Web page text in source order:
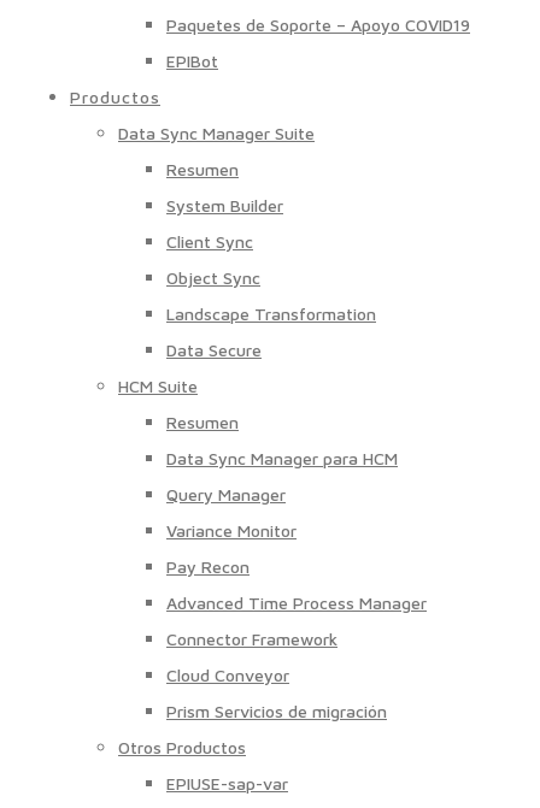
Paquetes de Soporte – Apoyo COVID19
EPIBot
Productos
Data Sync Manager Suite
Resumen
System Builder
Client Sync
Object Sync
Landscape Transformation
Data Secure
HCM Suite
Resumen
Data Sync Manager para HCM
Query Manager
Variance Monitor
Pay Recon
Advanced Time Process Manager
Connector Framework
Cloud Conveyor
Prism Servicios de migración
Otros Productos
EPIUSE-sap-var